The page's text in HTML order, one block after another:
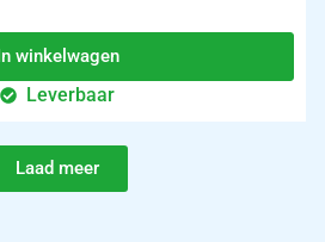
In winkelwagen
Leverbaar
Laad meer